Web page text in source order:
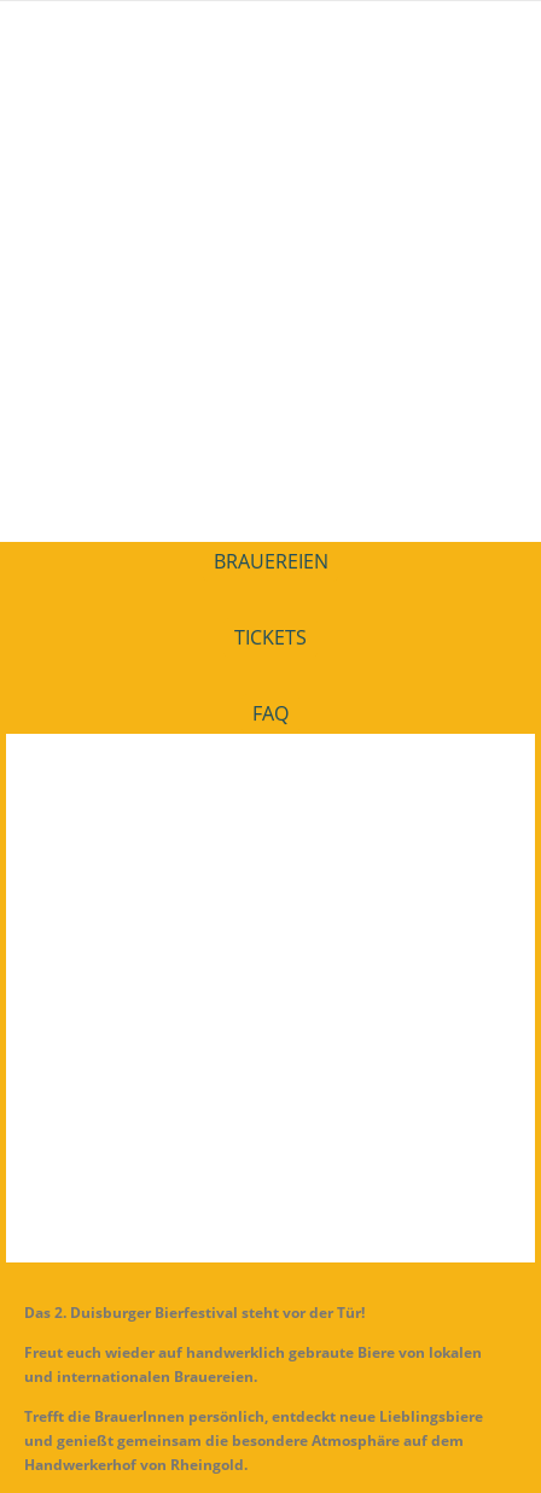
BRAUEREIEN
TICKETS
FAQ
Das 2. Duisburger Bierfestival steht vor der Tür!
Freut euch wieder auf handwerklich gebraute Biere von lokalen
und internationalen Brauereien.
Trefft die BrauerInnen persönlich, entdeckt neue Lieblingsbiere
und genießt gemeinsam die besondere Atmosphäre auf dem
Handwerkerhof von Rheingold.